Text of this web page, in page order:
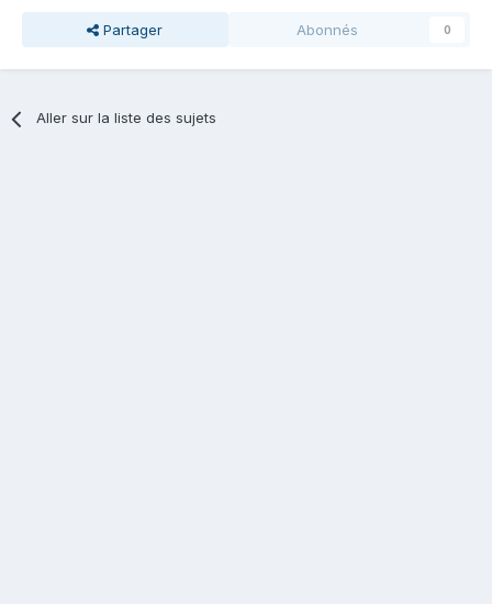
Partager Abonnés 0
Aller sur la liste des sujets